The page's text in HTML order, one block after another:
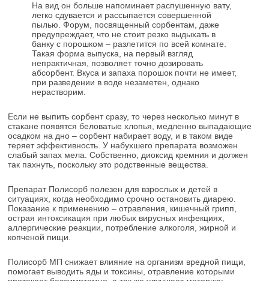
На вид он больше напоминает распушенную вату,
легко сдувается и рассыпается совершенной
пылью. Форум, посвященный сорбентам, даже
предупреждает, что не стоит резко выдыхать в
банку с порошком – разлетится по всей комнате.
Такая форма выпуска, на первый взгляд
непрактичная, позволяет точно дозировать
абсорбент. Вкуса и запаха порошок почти не имеет,
при разведении в воде незаметен, однако
нерастворим.
Если не выпить сорбент сразу, то через несколько минут в
стакане появятся беловатые хлопья, медленно выпадающие
осадком на дно – сорбент набирает воду, и в таком виде
теряет эффективность. У набухшего препарата возможен
слабый запах мела. Собственно, диоксид кремния и должен
так пахнуть, поскольку это родственные вещества.
Препарат Полисорб полезен для взрослых и детей в
ситуациях, когда необходимо срочно остановить диарею.
Показание к применению – отравления, кишечный грипп,
острая интоксикация при любых вирусных инфекциях,
аллергические реакции, потребление алкоголя, жирной и
копченой пищи.
Полисорб МП снижает влияние на организм вредной пищи,
помогает выводить яды и токсины, отравление которыми